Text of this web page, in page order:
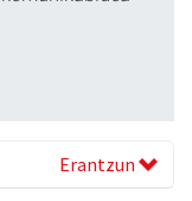
Erantzun